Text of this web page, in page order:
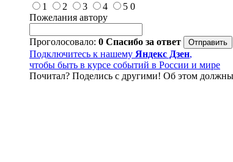
1
2 3 4 5 0
Пожелания автору
Проголосовало: 0 Спасибо за ответ
Подключитесь к нашему Яндекс Дзен,
чтобы быть в курсе событий в России и мире
Почитал? Поделись с другими! Об этом